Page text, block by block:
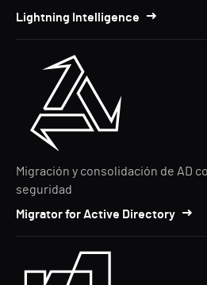
Lightning Intelligence
Migración y consolidación de AD
seguridad
Migrator for Active Directory